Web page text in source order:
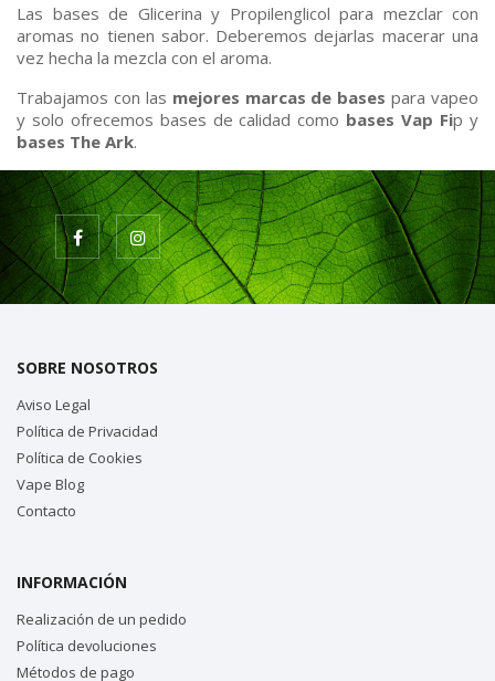
Las bases de Glicerina y Propilenglicol para mezclar con
aromas no tienen sabor. Deberemos dejarlas macerar una
vez hecha la mezcla con el aroma.
Trabajamos con las mejores marcas de bases para vapeo
y solo ofrecemos bases de calidad como bases Vap Fip y
bases The Ark.
SOBRE NOSOTROS
Aviso Legal
Política de Privacidad
Política de Cookies
Vape Blog
Contacto
INFORMACIÓN
Realización de un pedido
Política devoluciones
Métodos de pago